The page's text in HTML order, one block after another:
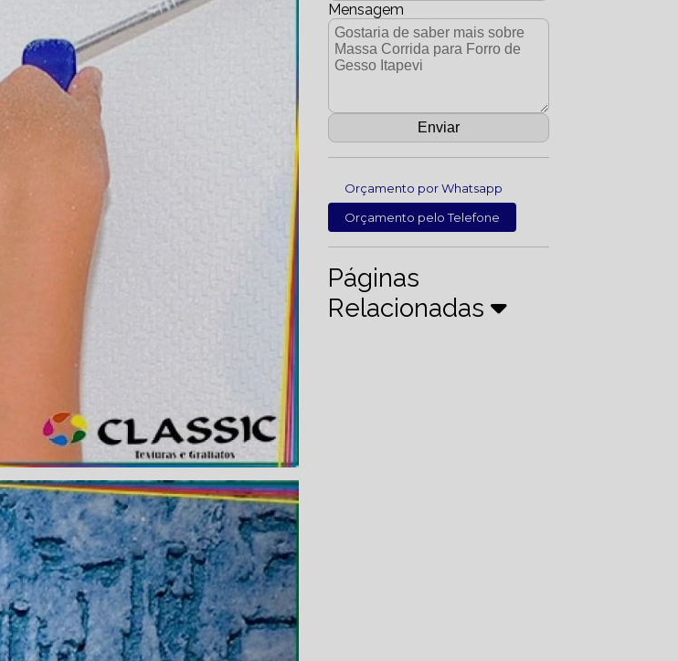
Mensagem
Orçamento por Whatsapp
Orçamento pelo Telefone
Páginas
Relacionadas